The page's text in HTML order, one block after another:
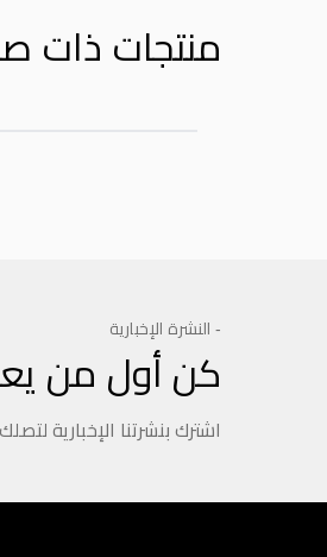
منتجات ذات
- النشرة الإخبارية
كن أول من
اشترك بنشرتنا الإخبارية